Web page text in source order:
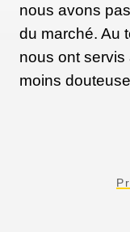
nous avons
du marché. Au
nous ont servis
moins